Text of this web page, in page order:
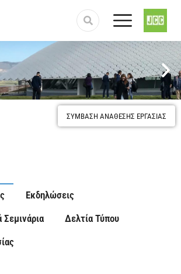
και κατοχύρωση του επαγγέλματος του
ΑρχιτέκτοναΣΥΜΒΑΣΗ ΑΝΑΘΕΣΗΣ ΕΡΓΑΣΙΑΣ
Εκδηλώσεις
Σεμινάρια
Δελτία Τύπου